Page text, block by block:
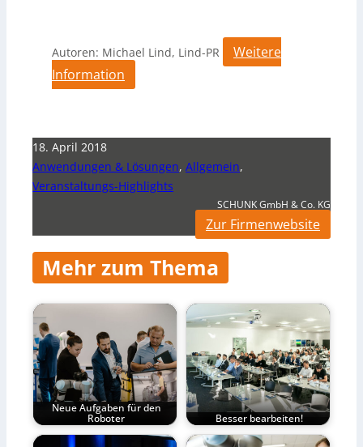
Autoren: Michael Lind, Lind-PR
Weitere
Information
18. April 2018
Anwendungen & Lösungen, Allgemein,
Veranstaltungs-Highlights
SCHUNK GmbH & Co. KG
Zur Firmenwebsite
Mehr zum Thema
Neue Aufgaben für den
Roboter Besser bearbeiten!